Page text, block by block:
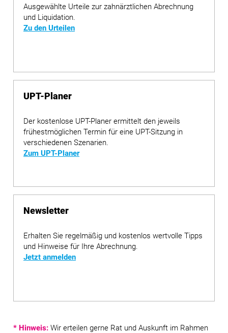
Ausgewählte Urteile zur zahnärztlichen Abrechnung
und Liquidation.
Zu den Urteilen
UPT-Planer
Der kostenlose UPT-Planer ermittelt den jeweils
frühestmöglichen Termin für eine UPT-Sitzung in
verschiedenen Szenarien.
Zum UPT-Planer
Newsletter
Erhalten Sie regelmäßig und kostenlos wertvolle Tipps
und Hinweise für Ihre Abrechnung.
Jetzt anmelden
* Hinweis: Wir erteilen gerne Rat und Auskunft im Rahmen